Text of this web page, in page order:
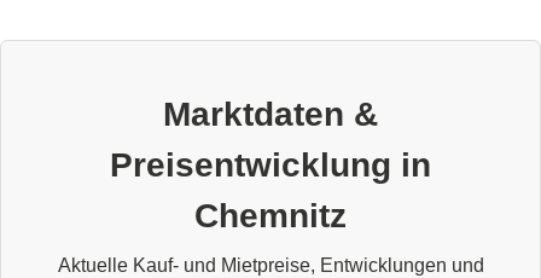
Marktdaten &
Preisentwicklung in
Chemnitz
Aktuelle Kauf- und Mietpreise, Entwicklungen und